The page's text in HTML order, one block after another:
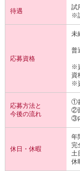
待遇
試
※
応募資格
未
普
※
資
※
応募方法と
今後の流れ
①
②
③
休日・休暇
年
完
土
休